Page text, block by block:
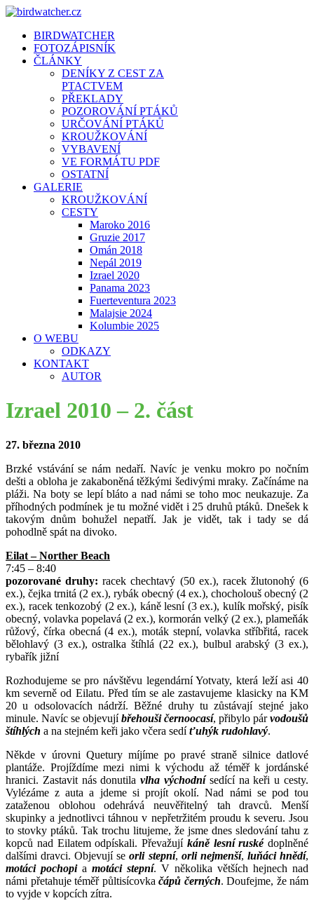
BIRDWATCHER
FOTOZÁPISNÍK
ČLÁNKY
DENÍKY Z CEST ZA
PTACTVEM
PŘEKLADY
POZOROVÁNÍ PTÁKŮ
URČOVÁNÍ PTÁKŮ
KROUŽKOVÁNÍ
VYBAVENÍ
VE FORMÁTU PDF
OSTATNÍ
GALERIE
KROUŽKOVÁNÍ
CESTY
Maroko 2016
Gruzie 2017
Omán 2018
Nepál 2019
Izrael 2020
Panama 2023
Fuerteventura 2023
Malajsie 2024
Kolumbie 2025
O WEBU
ODKAZY
KONTAKT
AUTOR
Izrael 2010 – 2. část
27. března 2010
Brzké vstávání se nám nedaří. Navíc je venku mokro po nočním
dešti a obloha je zakaboněná těžkými šedivými mraky. Začínáme na
pláži. Na boty se lepí bláto a nad námi se toho moc neukazuje. Za
příhodných podmínek je tu možné vidět i 25 druhů ptáků. Dnešek k
takovým dnům bohužel nepatří. Jak je vidět, tak i tady se dá
pohodlně spát na divoko.
Eilat – Norther Beach
7:45 – 8:40
pozorované druhy: racek chechtavý (50 ex.), racek žlutonohý (6
ex.), čejka trnitá (2 ex.), rybák obecný (4 ex.), chocholouš obecný (2
ex.), racek tenkozobý (2 ex.), káně lesní (3 ex.), kulík mořský, pisík
obecný, volavka popelavá (2 ex.), kormorán velký (2 ex.), plameňák
růžový, čírka obecná (4 ex.), moták stepní, volavka stříbřitá, racek
bělohlavý (3 ex.), ostralka štíhlá (22 ex.), bulbul arabský (3 ex.),
rybařík jižní
Rozhodujeme se pro návštěvu legendární Yotvaty, která leží asi 40
km severně od Eilatu. Před tím se ale zastavujeme klasicky na KM
20 u odsolovacích nádrží. Běžné druhy tu zůstávají stejné jako
minule. Navíc se objevujíbřehouši černoocasí, přibylo párvodoušů
štíhlých a na stejném keři jako včera sedíťuhýk rudohlavý.
Někde v úrovni Quetury míjíme po pravé straně silnice datlové
plantáže. Projíždíme mezi nimi k východu až téměř k jordánské
hranici. Zastavit nás donutilavlha východnísedící na keři u cesty.
Vylézáme z auta a jdeme si projít okolí. Nad námi se pod tou
zataženou oblohou odehrává neuvěřitelný tah dravců. Menší
skupinky a jednotlivci táhnou v nepřetržitém proudu k severu. Jsou
to stovky ptáků. Tak trochu litujeme, že jsme dnes sledování tahu z
kopců nad Eilatem odpískali. Převažují káně lesní ruskédoplněné
dalšími dravci. Objevují seorli stepní, orli nejmenší, luňáci hnědí,
motáci pochopia motáci stepní. V několika větších hejnech nad
námi přetahuje téměř půltisícovka čápů černých. Doufejme, že nám
to vyjde v kopcích zítra.